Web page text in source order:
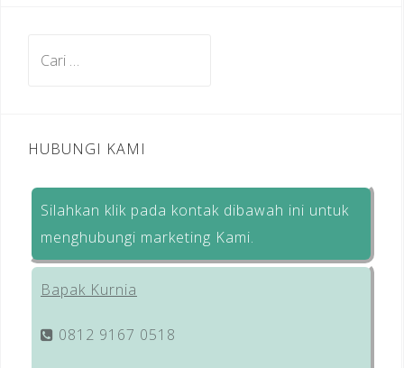
HUBUNGI KAMI
Silahkan klik pada kontak dibawah ini untuk
menghubungi marketing Kami.
Bapak Kurnia
0812 9167 0518